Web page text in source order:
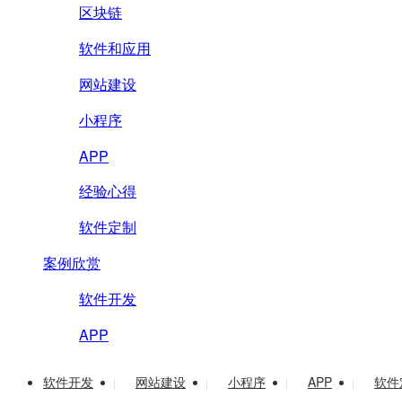
区块链
软件和应用
网站建设
小程序
APP
经验心得
软件定制
案例欣赏
软件开发
APP
软件开发 | 网站建设 | 小程序 | APP | 软